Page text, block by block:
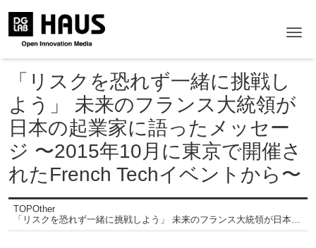
「リスクを恐れず一緒に挑戦し
よう」 未来のフランス大統領が
日本の起業家に語ったメッセー
ジ 〜2015年10月に東京で開催さ
れたFrench Techイベントから〜
TOPOther
「リスクを恐れず一緒に挑戦しよう」 未来のフランス大統領が日本の起業家に語ったメッセージ 〜2015年10月に東京で開催されたFrench Techイベントから〜